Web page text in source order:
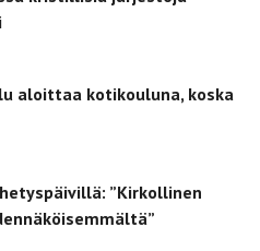
aloittaa kotikouluna, koska
”Kirkollinen